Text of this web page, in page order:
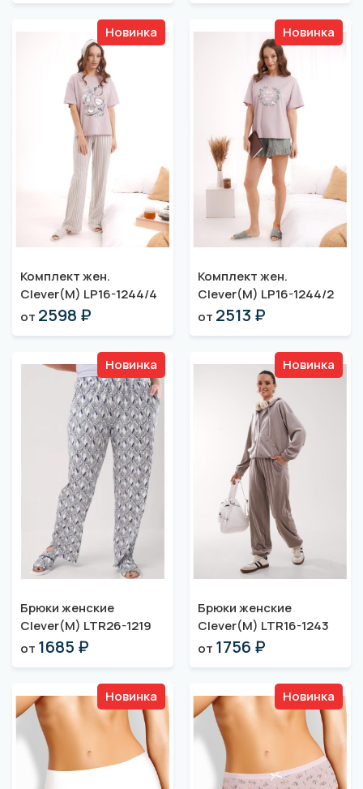
Новинка
Комплект жен.
Clever(M) LP16-1244/4
от 2598 ₽
Новинка
Комплект жен.
Clever(M) LP16-1244/2
от 2513 ₽
Новинка
Брюки женские
Clever(M) LTR26-1219
от 1685 ₽
Новинка
Брюки женские
Clever(M) LTR16-1243
от 1756 ₽
Новинка Новинка